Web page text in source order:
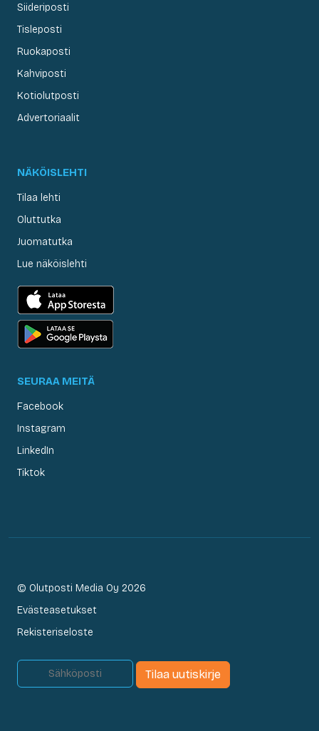
Siideriposti
Tisleposti
Ruokaposti
Kahviposti
Kotiolutposti
Advertoriaalit
NÄKÖISLEHTI
Tilaa lehti
Oluttutka
Juomatutka
Lue näköislehti
SEURAA MEITÄ
Facebook
Instagram
LinkedIn
Tiktok
© Olutposti Media Oy 2026
Evästeasetukset
Rekisteriseloste
Tilaa uutiskirje